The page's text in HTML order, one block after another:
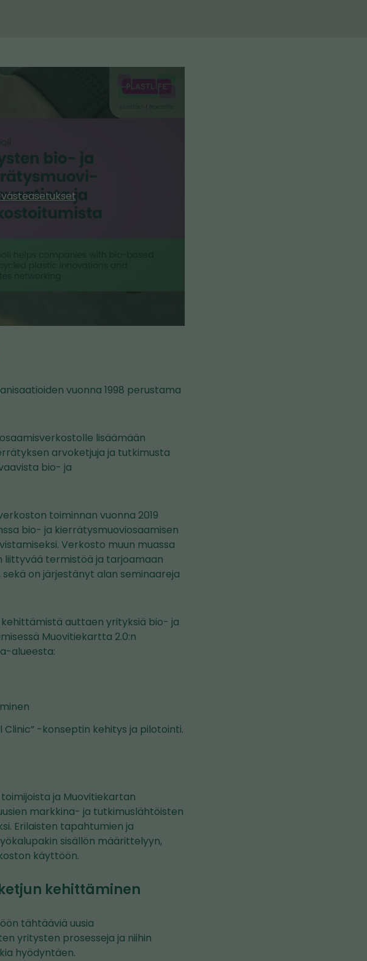
vuonna 1998 perustama
lisäämään
arvoketjuja ja tutkimusta
bio- ja
toiminnan vuonna 2019
bio- ja kierrätysmuoviosaamisen
Verkosto muun muassa
liittyvää termistöä ja tarjoamaan
on järjestänyt alan seminaareja
auttaen yrityksiä bio- ja
Muovitiekartta 2.0:n
alueesta:
-konseptin kehitys ja pilotointi.
ja Muovitiekartan
markkina- ja tutkimuslähtöisten
Erilaisten tapahtumien ja
sisällön määrittelyyn,
käyttöön.
kehittäminen
tähtääviä uusia
yritysten prosesseja ja niihin
hyödyntäen.